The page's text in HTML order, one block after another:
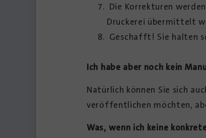
Die Korrekturen
Druckerei übermittelt
Geschafft! Sie halten
Ich habe aber noch kein
Natürlich können Sie sich
veröffentlichen möchten,
Was, wenn ich keine